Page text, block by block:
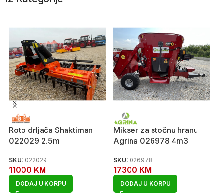
Roto drljača Shaktiman
022029 2.5m
SKU: 022029
11000 KM
DODAJ U KORPU
Mikser za stočnu hranu
Agrina 026978 4m3
SKU: 026978
17300 KM
DODAJ U KORPU